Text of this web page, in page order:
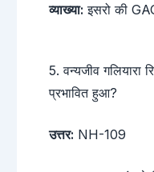
व्याख्या: इसरो की
5. वन्यजीव गलियारा
प्रभावित हुआ?
उत्तर: NH-109